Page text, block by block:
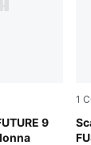
9
PUMA
1